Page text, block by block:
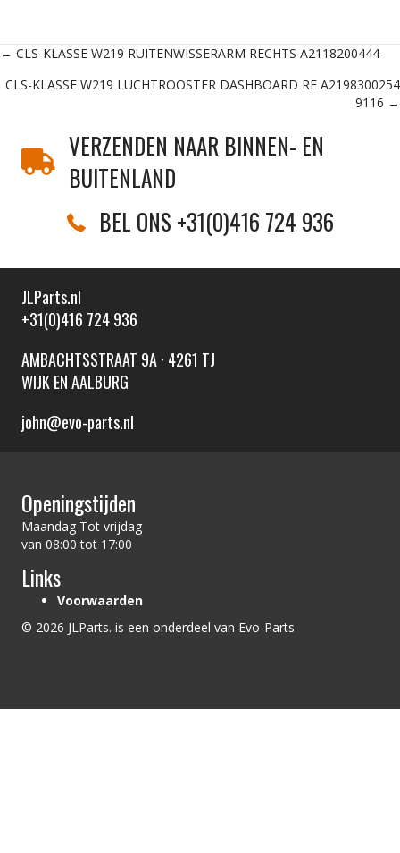
Posts
navigation
← CLS-KLASSE W219 RUITENWISSERARM RECHTS A2118200444
CLS-KLASSE W219 LUCHTROOSTER DASHBOARD RE A2198300254
9116 →
VERZENDEN NAAR BINNEN- EN
BUITENLAND
BEL ONS +31(0)416 724 936
JLParts.nl
+31(0)416 724 936
AMBACHTSSTRAAT 9A · 4261 TJ
WIJK EN AALBURG
john@evo-parts.nl
Openingstijden
Maandag Tot vrijdag
van 08:00 tot 17:00
Links
Voorwaarden
© 2026 JLParts. is een onderdeel van Evo-Parts